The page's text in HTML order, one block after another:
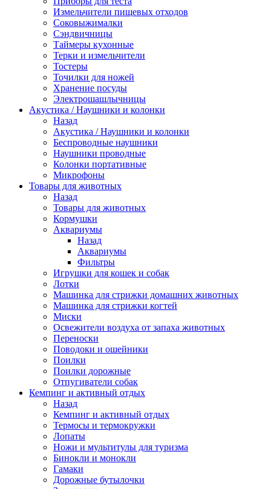
Измельчители пищевых отходов
Cоковыжималки
Сэндвичницы
Таймеры кухонные
Терки и измельчители
Тостеры
Точилки для ножей
Хранение посуды
Электрошашлычницы
Акустика / Наушники и колонки
Назад
Акустика / Наушники и колонки
Беспроводные наушники
Наушники проводные
Колонки портативные
Микрофоны
Товары для животных
Назад
Товары для животных
Кормушки
Аквариумы
Назад
Аквариумы
Фильтры
Игрушки для кошек и собак
Лотки
Машинка для стрижки домашних животных
Машинка для стрижки когтей
Миски
Освежители воздуха от запаха животных
Переноски
Поводоки и ошейники
Поилки
Поилки дорожные
Отпугиватели собак
Кемпинг и активный отдых
Назад
Кемпинг и активный отдых
Термосы и термокружки
Лопаты
Ножи и мультитулы для туризма
Бинокли и монокли
Гамаки
Дорожные бутылочки